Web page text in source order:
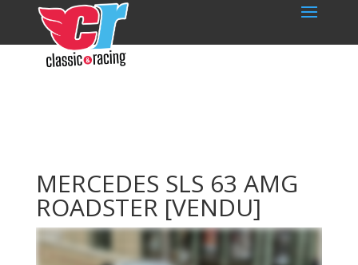
MERCEDES SLS 63 AMG
ROADSTER [VENDU]